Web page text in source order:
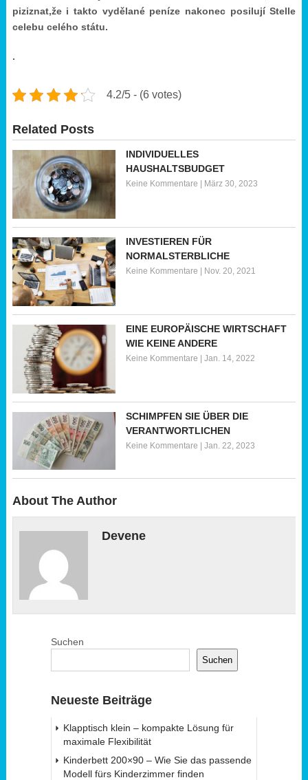
piziznat,že i takto vydělané peníze nakonec posilují Stelle
celebu celého státu.
.
4.2/5 - (6 votes)
Related Posts
INDIVIDUELLES
HAUSHALTSBUDGET
Keine Kommentare März 30, 2023
INVESTIEREN FÜR
NORMALSTERBLICHE
Keine Kommentare | Nov. 20, 2021
EINE EUROPÄISCHE WIRTSCHAFT
WIE KEINE ANDERE
Keine Kommentare | Jan. 14, 2022
SCHIMPFEN SIE ÜBER DIE
VERANTWORTLICHEN
Keine Kommentare | Jan. 22, 2023
About The Author
Devene
Suchen
Suchen
Neueste Beiträge
Klapptisch klein – kompakte Lösung für
maximale Flexibilität
Kinderbett 200×90 – Wie Sie das passende
Modell fürs Kinderzimmer finden